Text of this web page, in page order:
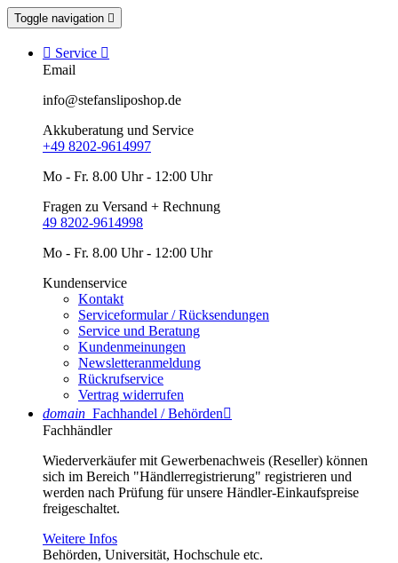
Toggle navigation 
 Service 
Email
info@stefansliposhop.de
Akkuberatung und Service
+49 8202-9614997
Mo - Fr. 8.00 Uhr - 12:00 Uhr
Fragen zu Versand + Rechnung
49 8202-9614998
Mo - Fr. 8.00 Uhr - 12:00 Uhr
Kundenservice
Kontakt
Serviceformular / Rücksendungen
Service und Beratung
Kundenmeinungen
Newsletteranmeldung
Rückrufservice
Vertrag widerrufen
domain Fachhandel / Behörden
Fachhändler
Wiederverkäufer mit Gewerbenachweis (Reseller) können
sich im Bereich "Händlerregistrierung" registrieren und
werden nach Prüfung für unsere Händler-Einkaufspreise
freigeschaltet.
Weitere Infos
Behörden, Universität, Hochschule etc.